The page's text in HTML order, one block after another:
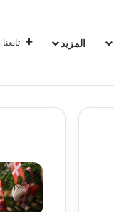
المزيد تابعنا